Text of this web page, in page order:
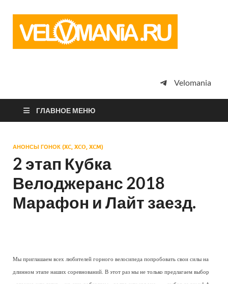
просто
Velomania
ГЛАВНОЕ МЕНЮ
АНОНСЫ ГОНОК (XC, XCO, XCM)
2 этап Кубка
Велоджеранс 2018
Марафон и Лайт заезд.
Мы приглашаем всех любителей горного велосипеда попробовать свои силы на
длинном этапе наших соревнований. В этот раз мы не только предлагаем выбор